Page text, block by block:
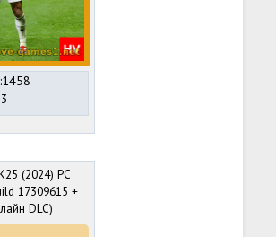
(2024) PC
17309615 +
DLC)
BYPASS